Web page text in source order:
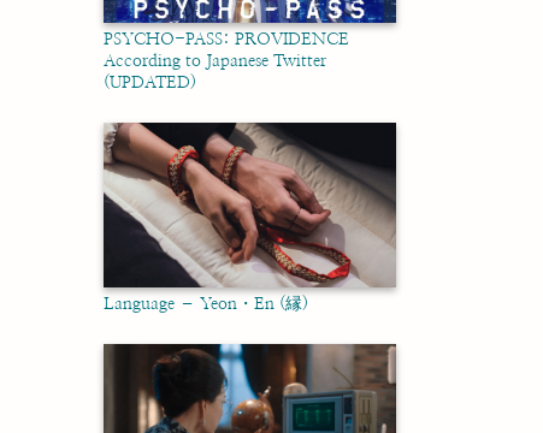
PSYCHO-PASS: PROVIDENCE
According to Japanese Twitter
(UPDATED)
Language – Yeon・En (縁)